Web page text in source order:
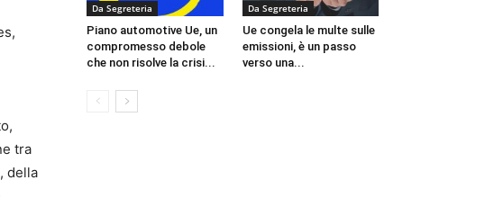
tra
della
Da Segreteria
Piano automotive Ue, un
compromesso debole
che non risolve la crisi...
Da Segreteria
Ue congela le multe sulle
emissioni, è un passo
verso una...